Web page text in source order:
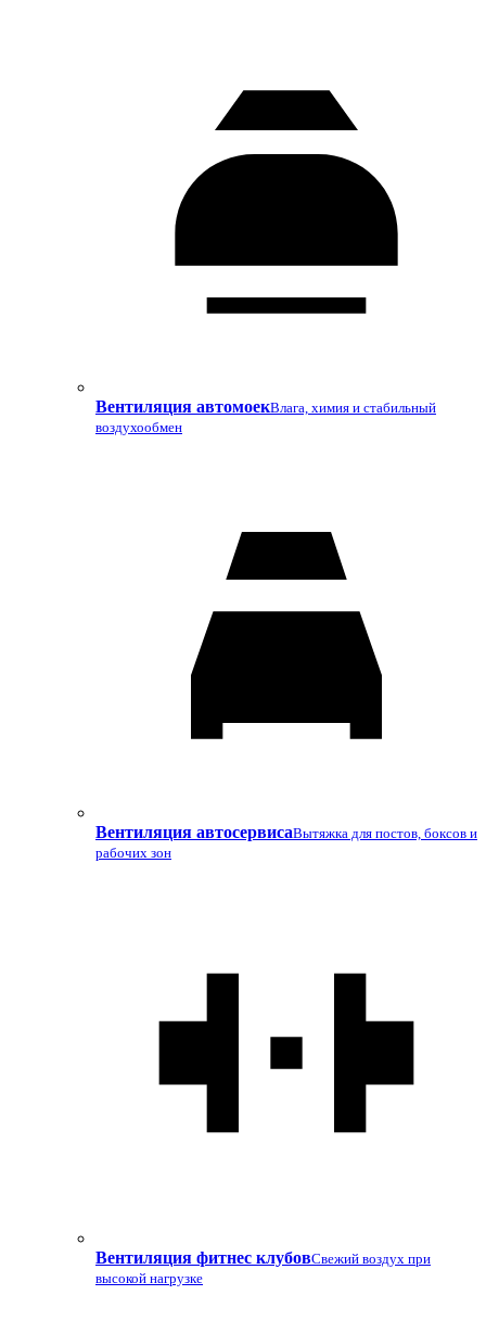
Вентиляция автомоекВлага, химия и стабильный
воздухообмен
Вентиляция автосервисаВытяжка для постов, боксов и
рабочих зон
Вентиляция фитнес клубовСвежий воздух при
высокой нагрузке